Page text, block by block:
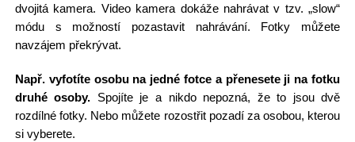
dvojitá kamera. Video kamera dokáže nahrávat v tzv. „slow“
módu s možností pozastavit nahrávání. Fotky můžete
navzájem překrývat.
Např. vyfotíte osobu na jedné fotce a přenesete ji na fotku
druhé osoby. Spojíte je a nikdo nepozná, že to jsou dvě
rozdílné fotky. Nebo můžete rozostřit pozadí za osobou, kterou
si vyberete.